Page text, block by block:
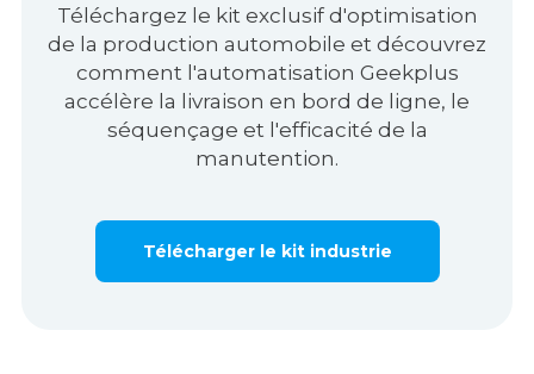
Téléchargez le kit exclusif d'optimisation
de la production automobile et découvrez
comment l'automatisation Geekplus
accélère la livraison en bord de ligne, le
séquençage et l'efficacité de la
manutention.
Télécharger le kit industrie